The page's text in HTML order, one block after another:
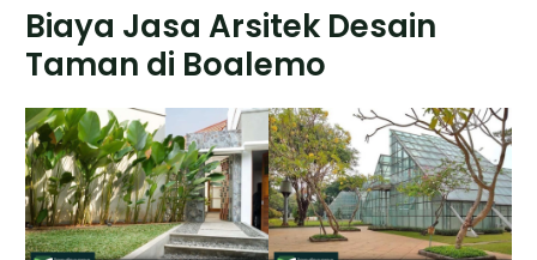
Biaya Jasa Arsitek Desain
Taman di Boalemo